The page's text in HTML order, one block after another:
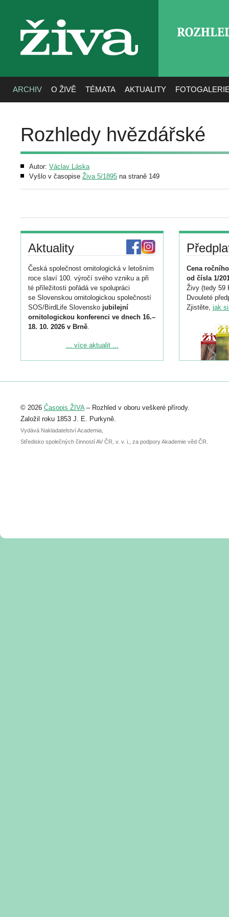
živa
ARCHIV O ŽIVĚ TÉMATA AKTUALITY
Rozhledy hvězdářské
Autor: Václav Láska
Vyšlo v časopise Živa 5/1895 na straně 149
Aktuality
Česká společnost ornitologická v letošním
roce slaví 100. výročí svého vzniku a při
té příležitosti pořádá ve spolupráci
se Slovenskou ornitologickou společností
SOS/BirdLife Slovensko jubilejní
ornitologickou konferenci ve dnech 16.–
18. 10. 2026 v Brně.
Podrobnější informace ke konferenci
Registrovat se můžete do 6. září.
abstraktu přihlášené přednášky nebo
posteru je už 30. června.
... více aktualit ...
Cena
od čísla 1/
Živy (tedy 59
Dvouleté
Zjistěte, jak
© 2026 Časopis ŽIVA– Rozhled v oboru veškeré přírody.
Založil roku 1853 J. E. Purkyně.
Vydává Nakladatelství Academia,
Středisko společných činností AV ČR, v. v. i., za podpory Akademie věd ČR.